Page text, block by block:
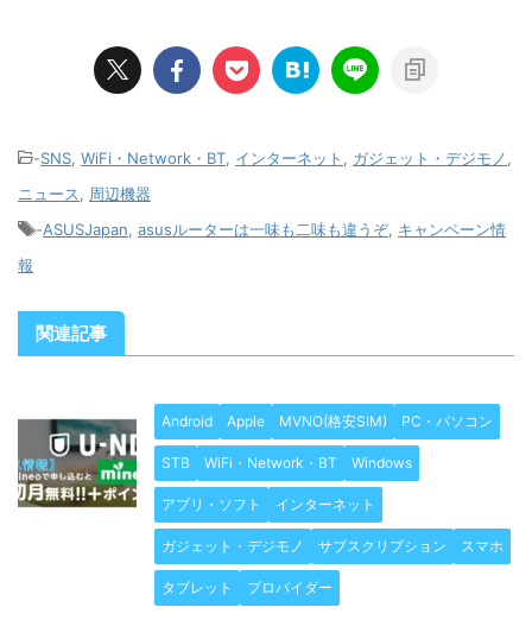
-SNS, WiFi・Network・BT, インターネット , ガジェット・デジモノ,
ニュース, 周辺機器
-ASUSJapan, asusルーターは一味も二味も違うぞ, キャンペーン情
報
関連記事
Android Apple MVNO(格安SIM) PC・パソコン
STB WiFi・Network・BT Windows
アプリ・ソフト インターネット
ガジェット・デジモノ サブスクリプション スマホ
タブレット プロバイダー